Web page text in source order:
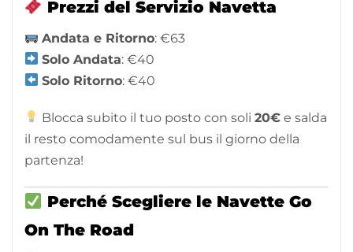
Prezzi del Servizio Navetta
Andata e Ritorno: €63
Solo Andata: €40
Solo Ritorno: €40
Blocca subito il tuo posto con soli20€ e salda
il resto comodamente sul bus il giorno della
partenza!
Perché Scegliere le Navette Go
On The Road